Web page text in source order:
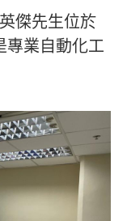
傑先生位於
專業自動化工